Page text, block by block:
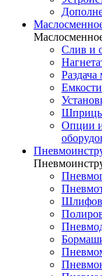
Слив и
Раздача
Шприцы
Опции и